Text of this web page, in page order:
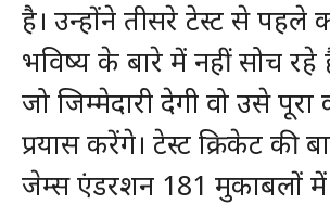
है। उन्होंने तीसरे टेस्ट से पहले
भविष्य के बारे में नहीं सोच रहे
जो जिम्मेदारी देगी वो उसे
प्रयास करेंगे। टेस्ट क्रिकेट की
जेम्स एंडरशन 181 मुकाबलों